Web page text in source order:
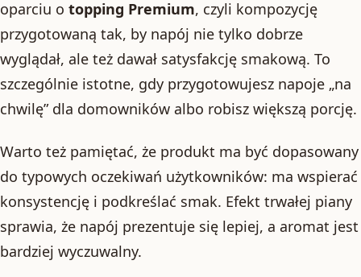
oparciu o topping Premium, czyli kompozycję
przygotowaną tak, by napój nie tylko dobrze
wyglądał, ale też dawał satysfakcję smakową. To
szczególnie istotne, gdy przygotowujesz napoje „na
chwilę” dla domowników albo robisz większą porcję.
Warto też pamiętać, że produkt ma być dopasowany
do typowych oczekiwań użytkowników: ma wspierać
konsystencję i podkreślać smak. Efekt trwałej piany
sprawia, że napój prezentuje się lepiej, a aromat jest
bardziej wyczuwalny.